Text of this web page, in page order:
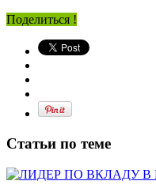
Поделиться !
Статьи по теме